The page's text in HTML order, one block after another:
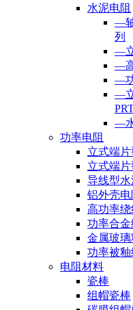
水泥电阻
—
列
—
—
—
—
—
功率电阻
立式端
立式端
导线型
铝外壳电
高功率
功率合
金属玻
功率被
电阻材料
瓷棒
组帽瓷棒